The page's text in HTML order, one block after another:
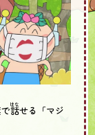
で話
はなせる「マジ